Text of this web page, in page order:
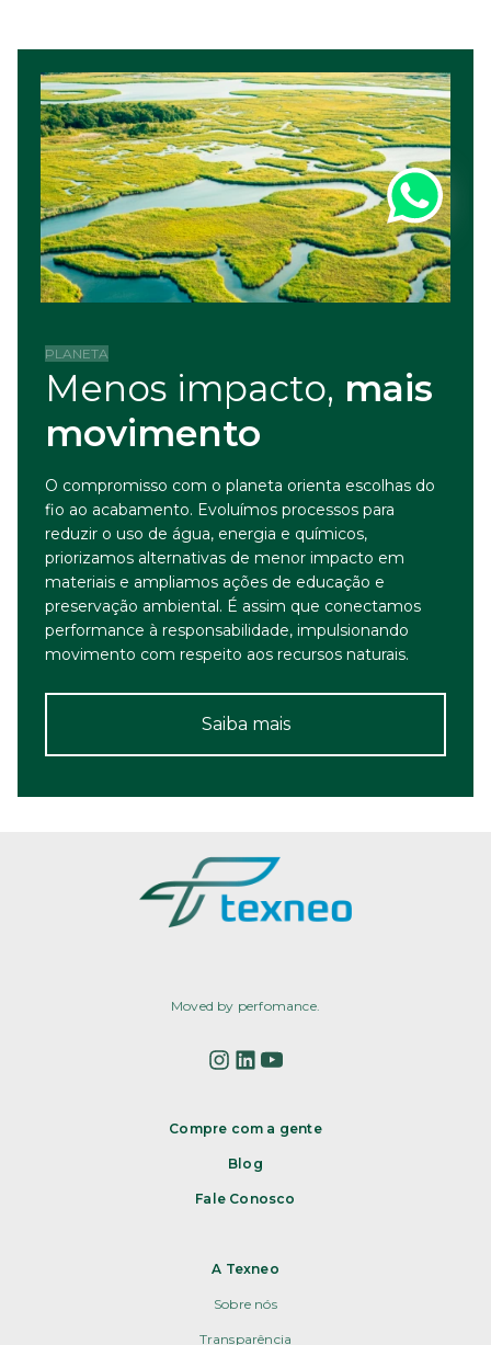
PLANETA
Menos impacto, mais
movimento
O compromisso com o planeta orienta escolhas do
fio ao acabamento. Evoluímos processos para
reduzir o uso de água, energia e químicos,
priorizamos alternativas de menor impacto em
materiais e ampliamos ações de educação e
preservação ambiental. É assim que conectamos
performance à responsabilidade, impulsionando
movimento com respeito aos recursos naturais.
Saiba mais
Moved by perfomance.
Compre com a gente
Blog
Fale Conosco
A Texneo
Sobre nós
Transparência